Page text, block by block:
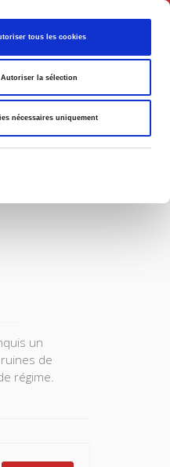
tous les cookies
Autoriser la sélection
nécessaires uniquement
un
de
régime.